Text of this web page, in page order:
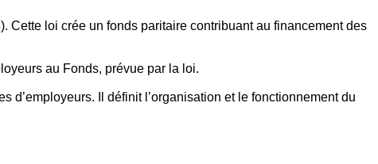
Cette loi crée un fonds paritaire contribuant au financement des
au Fonds, prévue par la loi.
Il définit l’organisation et le fonctionnement du